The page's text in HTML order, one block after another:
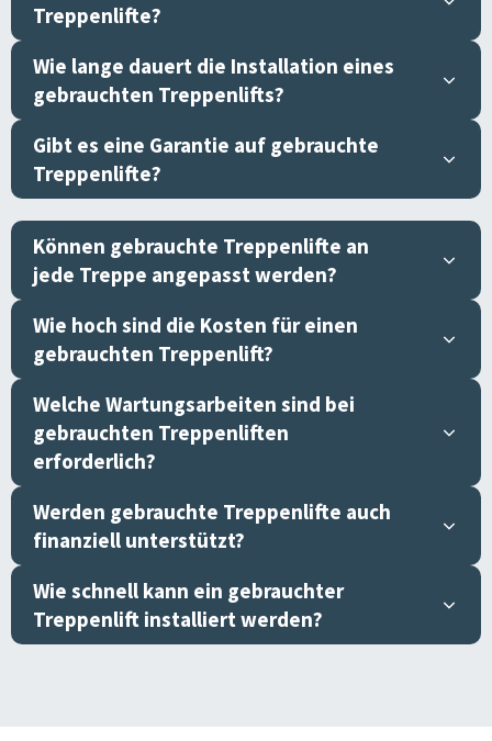
Treppenlifte?
Wie lange dauert die Installation eines
gebrauchten Treppenlifts?
Gibt es eine Garantie auf gebrauchte
Treppenlifte?
Können gebrauchte Treppenlifte an
jede Treppe angepasst werden?
Wie hoch sind die Kosten für einen
gebrauchten Treppenlift?
Welche Wartungsarbeiten sind bei
gebrauchten Treppenliften
erforderlich?
Werden gebrauchte Treppenlifte auch
finanziell unterstützt?
Wie schnell kann ein gebrauchter
Treppenlift installiert werden?